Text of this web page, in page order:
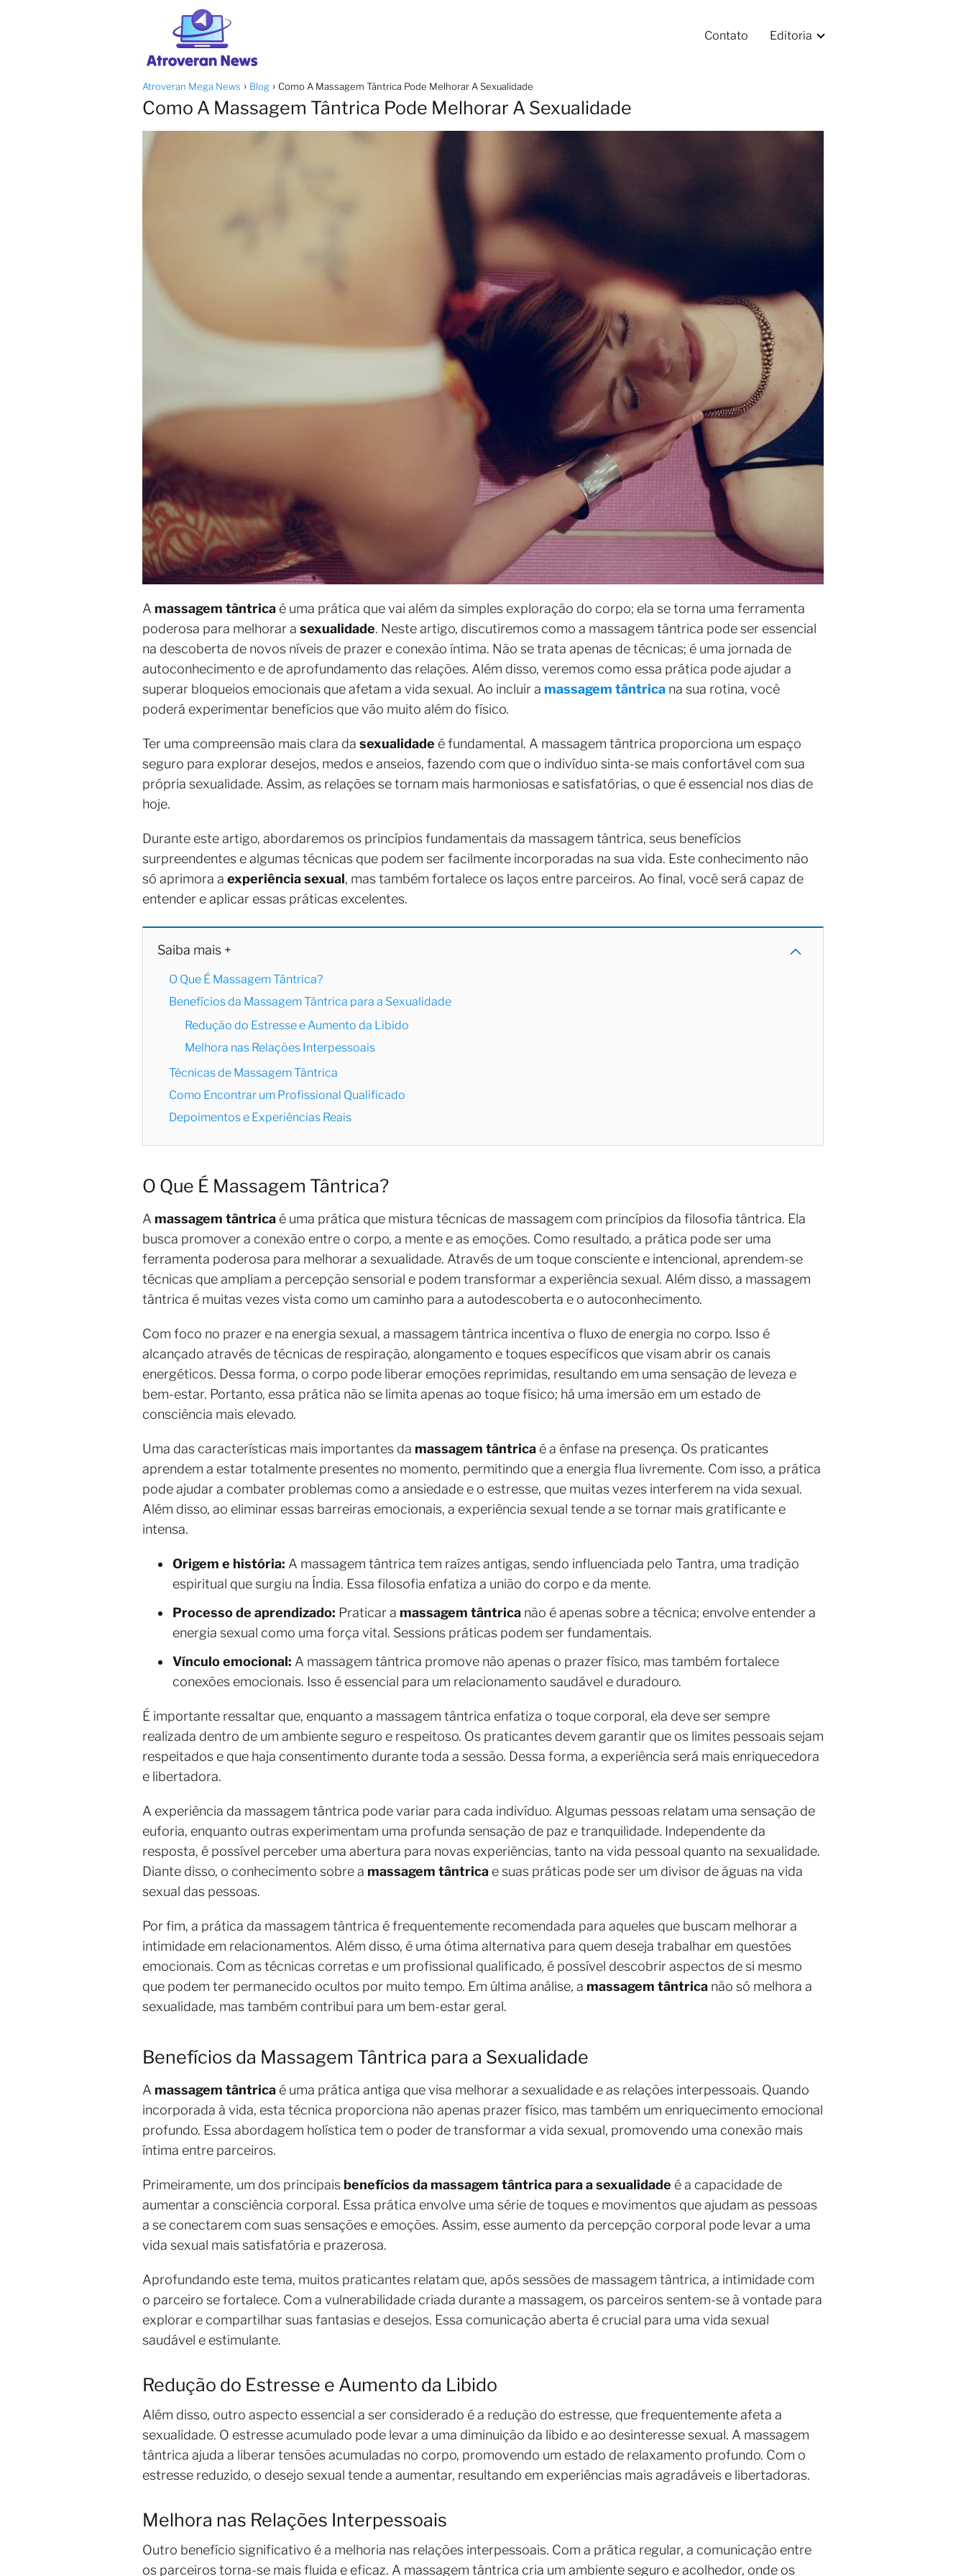
Contato Editoria
Atroveran Mega News Blog Como A Massagem Tântrica Pode Melhorar A Sexualidade
Como A Massagem Tântrica Pode Melhorar A Sexualidade
A massagem tântrica é uma prática que vai além da simples exploração do corpo; ela se torna uma ferramenta
poderosa para melhorar a sexualidade. Neste artigo, discutiremos como a massagem tântrica pode ser essencial
na descoberta de novos níveis de prazer e conexão íntima. Não se trata apenas de técnicas; é uma jornada de
autoconhecimento e de aprofundamento das relações. Além disso, veremos como essa prática pode ajudar a
superar bloqueios emocionais que afetam a vida sexual. Ao incluir a massagem tântrica na sua rotina, você
poderá experimentar benefícios que vão muito além do físico.
Ter uma compreensão mais clara da sexualidade é fundamental. A massagem tântrica proporciona um espaço
seguro para explorar desejos, medos e anseios, fazendo com que o indivíduo sinta-se mais confortável com sua
própria sexualidade. Assim, as relações se tornam mais harmoniosas e satisfatórias, o que é essencial nos dias de
hoje.
Durante este artigo, abordaremos os princípios fundamentais da massagem tântrica, seus benefícios
surpreendentes e algumas técnicas que podem ser facilmente incorporadas na sua vida. Este conhecimento não
só aprimora a experiência sexual, mas também fortalece os laços entre parceiros. Ao final, você será capaz de
entender e aplicar essas práticas excelentes.
Saiba mais +
O Que É Massagem Tântrica?
Benefícios da Massagem Tântrica para a Sexualidade
Redução do Estresse e Aumento da Libido
Melhora nas Relações Interpessoais
Técnicas de Massagem Tântrica
Como Encontrar um Profissional Qualificado
Depoimentos e Experiências Reais
O Que É Massagem Tântrica?
A massagem tântrica é uma prática que mistura técnicas de massagem com princípios da filosofia tântrica. Ela
busca promover a conexão entre o corpo, a mente e as emoções. Como resultado, a prática pode ser uma
ferramenta poderosa para melhorar a sexualidade. Através de um toque consciente e intencional, aprendem-se
técnicas que ampliam a percepção sensorial e podem transformar a experiência sexual. Além disso, a massagem
tântrica é muitas vezes vista como um caminho para a autodescoberta e o autoconhecimento.
Com foco no prazer e na energia sexual, a massagem tântrica incentiva o fluxo de energia no corpo. Isso é
alcançado através de técnicas de respiração, alongamento e toques específicos que visam abrir os canais
energéticos. Dessa forma, o corpo pode liberar emoções reprimidas, resultando em uma sensação de leveza e
bem-estar. Portanto, essa prática não se limita apenas ao toque físico; há uma imersão em um estado de
consciência mais elevado.
Uma das características mais importantes da massagem tântrica é a ênfase na presença. Os praticantes
aprendem a estar totalmente presentes no momento, permitindo que a energia flua livremente. Com isso, a prática
pode ajudar a combater problemas como a ansiedade e o estresse, que muitas vezes interferem na vida sexual.
Além disso, ao eliminar essas barreiras emocionais, a experiência sexual tende a se tornar mais gratificante e
intensa.
Origem e história: A massagem tântrica tem raízes antigas, sendo influenciada pelo Tantra, uma tradição
espiritual que surgiu na Índia. Essa filosofia enfatiza a união do corpo e da mente.
Processo de aprendizado: Praticar a massagem tântrica não é apenas sobre a técnica; envolve entender a
energia sexual como uma força vital. Sessions práticas podem ser fundamentais.
Vínculo emocional: A massagem tântrica promove não apenas o prazer físico, mas também fortalece
conexões emocionais. Isso é essencial para um relacionamento saudável e duradouro.
É importante ressaltar que, enquanto a massagem tântrica enfatiza o toque corporal, ela deve ser sempre
realizada dentro de um ambiente seguro e respeitoso. Os praticantes devem garantir que os limites pessoais sejam
respeitados e que haja consentimento durante toda a sessão. Dessa forma, a experiência será mais enriquecedora
e libertadora.
A experiência da massagem tântrica pode variar para cada indivíduo. Algumas pessoas relatam uma sensação de
euforia, enquanto outras experimentam uma profunda sensação de paz e tranquilidade. Independente da
resposta, é possível perceber uma abertura para novas experiências, tanto na vida pessoal quanto na sexualidade.
Diante disso, o conhecimento sobre a massagem tântrica e suas práticas pode ser um divisor de águas na vida
sexual das pessoas.
Por fim, a prática da massagem tântrica é frequentemente recomendada para aqueles que buscam melhorar a
intimidade em relacionamentos. Além disso, é uma ótima alternativa para quem deseja trabalhar em questões
emocionais. Com as técnicas corretas e um profissional qualificado, é possível descobrir aspectos de si mesmo
que podem ter permanecido ocultos por muito tempo. Em última análise, a massagem tântrica não só melhora a
sexualidade, mas também contribui para um bem-estar geral.
Benefícios da Massagem Tântrica para a Sexualidade
A massagem tântrica é uma prática antiga que visa melhorar a sexualidade e as relações interpessoais. Quando
incorporada à vida, esta técnica proporciona não apenas prazer físico, mas também um enriquecimento emocional
profundo. Essa abordagem holística tem o poder de transformar a vida sexual, promovendo uma conexão mais
íntima entre parceiros.
Primeiramente, um dos principais benefícios da massagem tântrica para a sexualidade é a capacidade de
aumentar a consciência corporal. Essa prática envolve uma série de toques e movimentos que ajudam as pessoas
a se conectarem com suas sensações e emoções. Assim, esse aumento da percepção corporal pode levar a uma
vida sexual mais satisfatória e prazerosa.
Aprofundando este tema, muitos praticantes relatam que, após sessões de massagem tântrica, a intimidade com
o parceiro se fortalece. Com a vulnerabilidade criada durante a massagem, os parceiros sentem-se à vontade para
explorar e compartilhar suas fantasias e desejos. Essa comunicação aberta é crucial para uma vida sexual
saudável e estimulante.
Redução do Estresse e Aumento da Libido
Além disso, outro aspecto essencial a ser considerado é a redução do estresse, que frequentemente afeta a
sexualidade. O estresse acumulado pode levar a uma diminuição da libido e ao desinteresse sexual. A massagem
tântrica ajuda a liberar tensões acumuladas no corpo, promovendo um estado de relaxamento profundo. Com o
estresse reduzido, o desejo sexual tende a aumentar, resultando em experiências mais agradáveis e libertadoras.
Melhora nas Relações Interpessoais
Outro benefício significativo é a melhoria nas relações interpessoais. Com a prática regular, a comunicação entre
os parceiros torna-se mais fluida e eficaz. A massagem tântrica cria um ambiente seguro e acolhedor, onde os